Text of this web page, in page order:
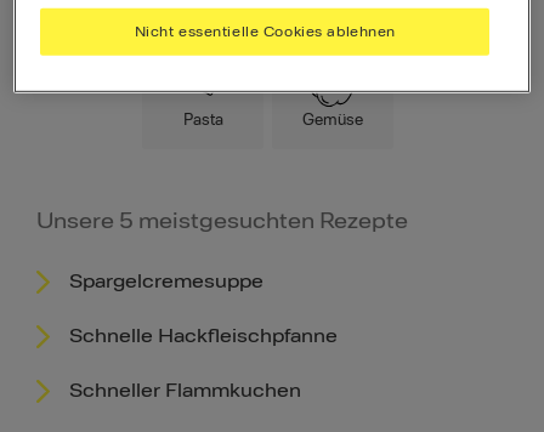
Pasta Gemüse
Unsere 5 meistgesuchten Rezepte
Spargelcremesuppe
Schnelle Hackfleischpfanne
Schneller Flammkuchen
Nicht essentielle Cookies ablehnen